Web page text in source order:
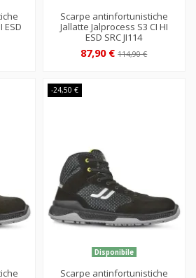
ESD
Scarpe antinfortunistiche
Jallatte Jalprocess S3 CI HI
ESD SRC JI114
87,90 €114,90 €
-24,50 €
Disponibile
Scarpe antinfortunistiche